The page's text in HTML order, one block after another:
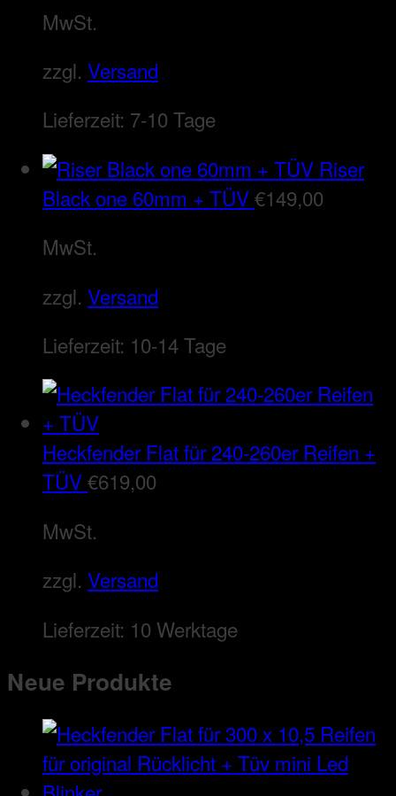
MwSt.
zzgl. Versand
Lieferzeit: 7-10 Tage
Riser
Black one 60mm + TÜV€149,00
MwSt.
zzgl. Versand
Lieferzeit: 10-14 Tage
Heckfender Flat für 240-260er Reifen +
TÜV€619,00
MwSt.
zzgl. Versand
Lieferzeit: 10 Werktage
Neue Produkte